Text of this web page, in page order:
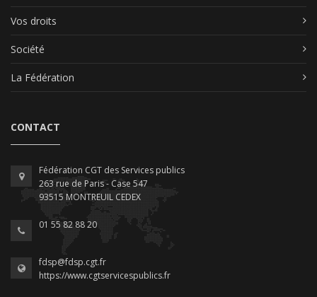
Vos droits
Société
La Fédération
CONTACT
Fédération CGT des Services publics
263 rue de Paris - Case 547
93515 MONTREUIL CEDEX
01 55 82 88 20
fdsp@fdsp.cgt.fr
https://www.cgtservicespublics.fr